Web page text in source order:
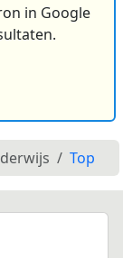
in Google
Top